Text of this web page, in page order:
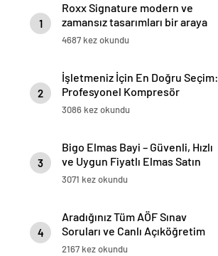
1
Roxx Signature modern ve
zamansız tasarımları bir araya
getiriyor
4687 kez okundu
2
İşletmeniz İçin En Doğru Seçim:
Profesyonel Kompresör
Markaları Rehberi
3086 kez okundu
3
Bigo Elmas Bayi – Güvenli, Hızlı
ve Uygun Fiyatlı Elmas Satın
Almanın Yeni Adresi
3071 kez okundu
4
Aradığınız Tüm AÖF Sınav
Soruları ve Canlı Açıköğretim
Forumu Burada
2167 kez okundu